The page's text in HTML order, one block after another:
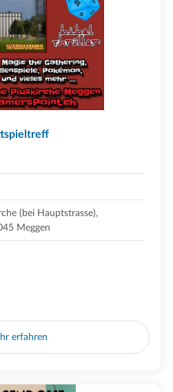
(bei Hauptstrasse),
Meggen
erfahren